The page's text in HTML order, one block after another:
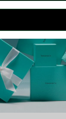
Comment
bague